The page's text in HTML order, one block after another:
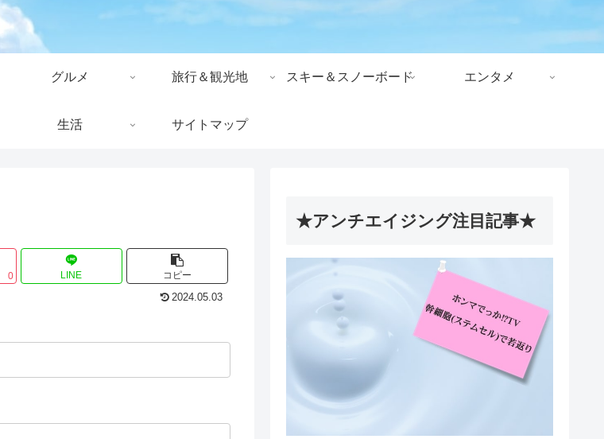
グルメ 旅行＆観光地 スキー＆スノーボード エンタメ
生活 サイトマップ
0 LINE コピー
2024.05.03
★アンチエイジング注目記事★